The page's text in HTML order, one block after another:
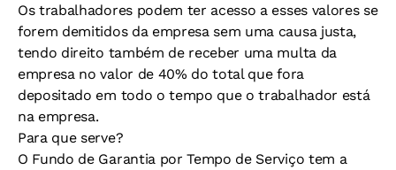
Os trabalhadores podem ter acesso a esses valores se
forem demitidos da empresa sem uma causa justa,
tendo direito também de receber uma multa da
empresa no valor de 40% do total que fora
depositado em todo o tempo que o trabalhador está
na empresa.
Para que serve?
O Fundo de Garantia por Tempo de Serviço tem a